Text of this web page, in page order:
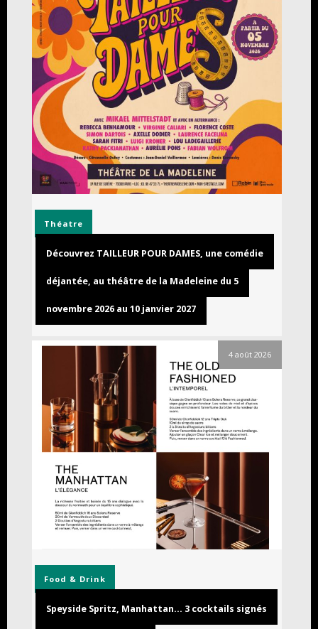
Théatre
Découvrez TAILLEUR POUR DAMES, une comédie
déjantée, au théâtre de la Madeleine du 5
novembre 2026 au 10 janvier 2027
4 août 2026
Food & Drink
Speyside Spritz, Manhattan… 3 cocktails signés